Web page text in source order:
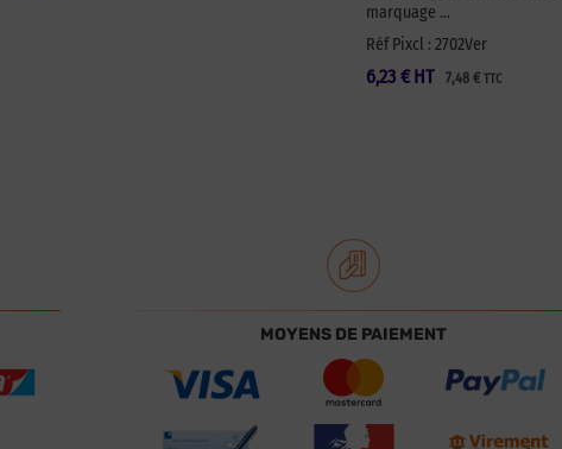
marquage …
Réf Pixcl : 2702Ver
6,23 € 7,48 € TTC
HT
MOYENS DE PAIEMENT